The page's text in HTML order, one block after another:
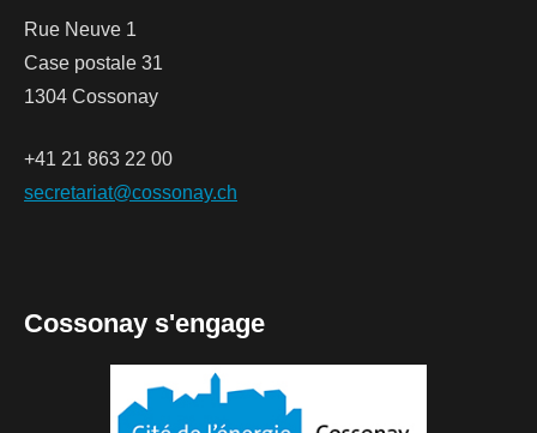
Rue Neuve 1
Case postale 31
1304 Cossonay
+41 21 863 22 00
secretariat@cossonay.ch
Cossonay s'engage